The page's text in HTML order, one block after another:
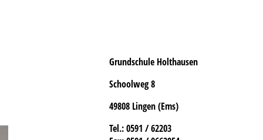
Grundschule Holthausen
Schoolweg 8
49808 Lingen (Ems)
Tel.: 0591 / 62203